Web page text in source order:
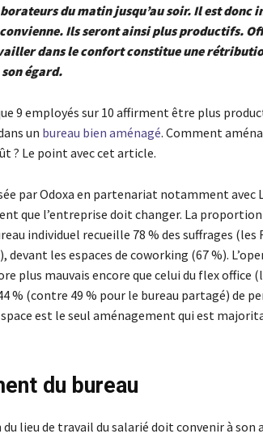
du matin jusqu’au soir. Il est donc
Ils seront ainsi plus productifs.
dans le confort constitue une
égard.
9 employés sur 10 affirment être plus
un bureau bien aménagé. Comment
? Le point avec cet article.
par Odoxa en partenariat notamment avec
que l’entreprise doit changer. La
individuel recueille 78 % des suffrages
devant les espaces de coworking (67 %).
plus mauvais encore que celui du flex office
% (contre 49 % pour le bureau partagé) de
space est le seul aménagement qui est
du bureau
du lieu de travail du salarié doit convenir à